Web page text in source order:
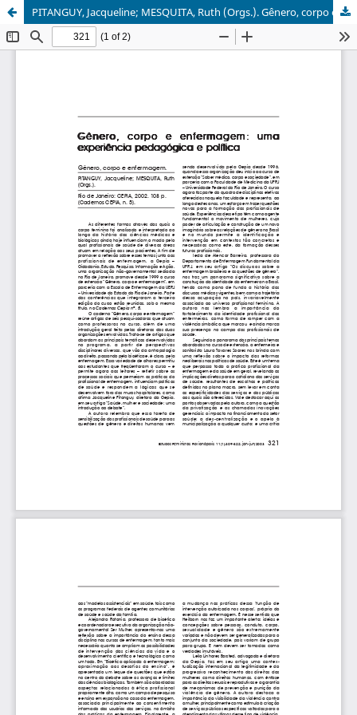
PITANGUY, Jacqueline; MESQUITA, Ruth (Orgs.). Gênero, corpo e enfermagem.